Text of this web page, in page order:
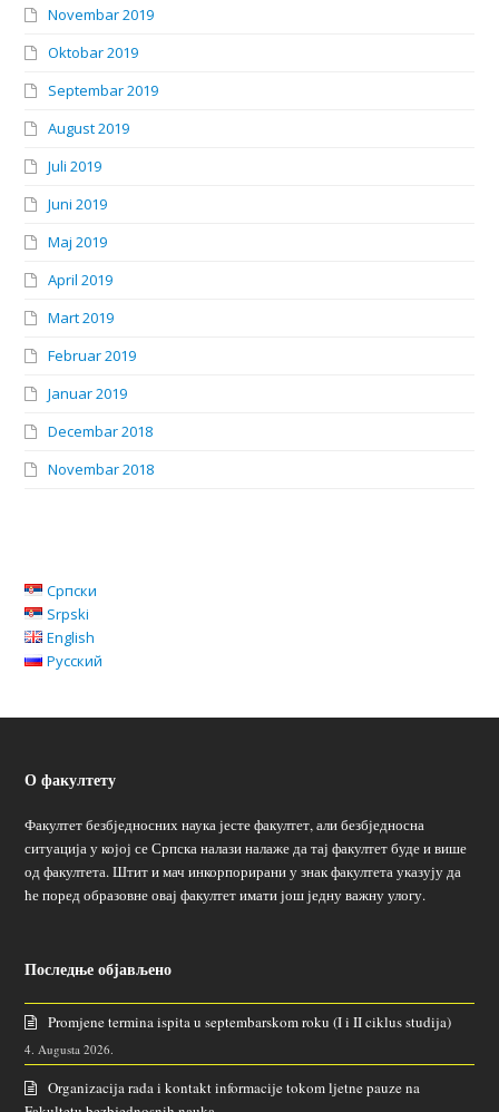
Novembar 2019
Oktobar 2019
Septembar 2019
August 2019
Juli 2019
Juni 2019
Maj 2019
April 2019
Mart 2019
Februar 2019
Januar 2019
Decembar 2018
Novembar 2018
Српски
Srpski
English
Русский
О факултету
Факултет безбједносних наука јесте факултет, али безбједносна
ситуација у којој се Српска налази налаже да тај факултет буде и више
од факултета. Штит и мач инкорпорирани у знак факултета указују да
ће поред образовне овај факултет имати још једну важну улогу.
Последње објављено
Promjene termina ispita u septembarskom roku (I i II ciklus studija)
4. Augusta 2026.
Organizacija rada i kontakt informacije tokom ljetne pauze na